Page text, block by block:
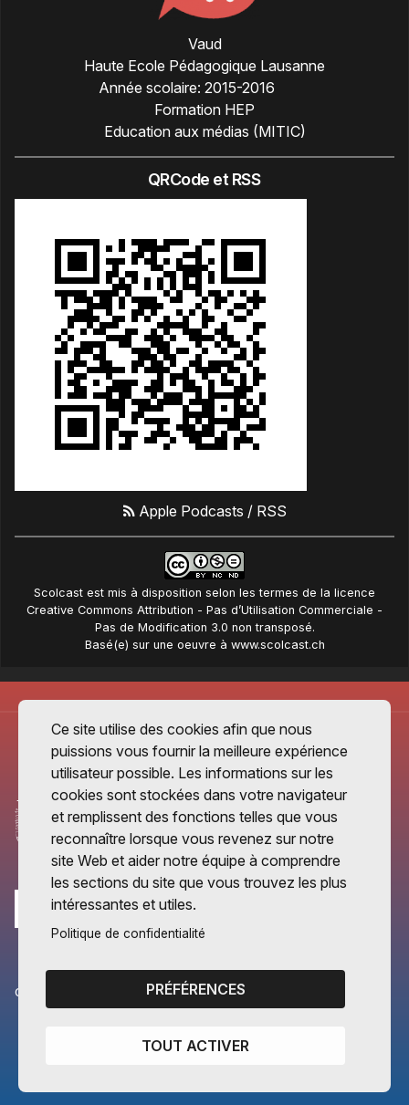
Vaud
Haute Ecole Pédagogique Lausanne
Année scolaire: 2015-2016
Formation HEP
Education aux médias (MITIC)
QRCode et RSS
Apple Podcasts / RSS
Scolcast est mis à disposition selon les termes de la licence
Creative Commons Attribution - Pas d’Utilisation Commerciale -
Pas de Modification 3.0 non transposé.
Basé(e) sur une oeuvre à www.scolcast.ch
CANTONS PARTENAIRES
Vaud
Ce site utilise des cookies afin que nous
puissions vous fournir la meilleure expérience
utilisateur possible. Les informations sur les
cookies sont stockées dans votre navigateur
et remplissent des fonctions telles que vous
reconnaître lorsque vous revenez sur notre
site Web et aider notre équipe à comprendre
les sections du site que vous trouvez les plus
intéressantes et utiles.
Politique de confidentialité
PRÉFÉRENCES
TOUT ACTIVER